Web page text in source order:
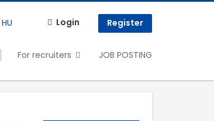
HU Login Register
For recruiters JOB POSTING